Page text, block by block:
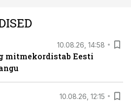
10.08.26, 14:58
mitmekordistab Eesti
10.08.26, 12:15